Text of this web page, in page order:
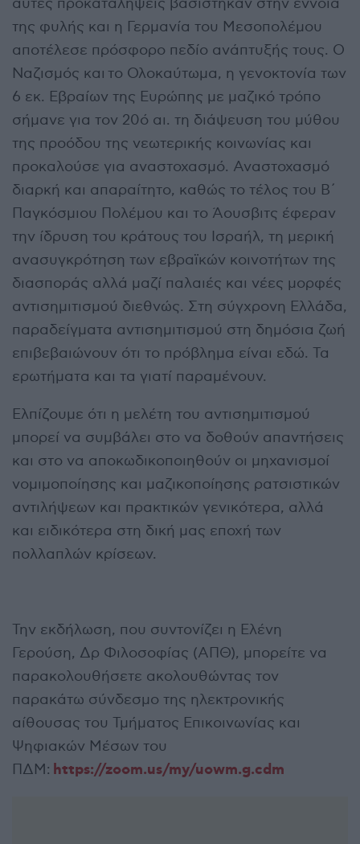
αυτές προκαταλήψεις βασίστηκαν στην έννοια
της φυλής και η Γερμανία του Μεσοπολέμου
αποτέλεσε πρόσφορο πεδίο ανάπτυξής τους. Ο
Ναζισμός και το Ολοκαύτωμα, η γενοκτονία των
6 εκ. Εβραίων της Ευρώπης με μαζικό τρόπο
σήμανε για τον 20ό αι. τη διάψευση του μύθου
της προόδου της νεωτερικής κοινωνίας και
προκαλούσε για αναστοχασμό. Αναστοχασμό
διαρκή και απαραίτητο, καθώς το τέλος του Β΄
Παγκόσμιου Πολέμου και το Άουσβιτς έφεραν
την ίδρυση του κράτους του Ισραήλ, τη μερική
ανασυγκρότηση των εβραϊκών κοινοτήτων της
διασποράς αλλά μαζί παλαιές και νέες μορφές
αντισημιτισμού διεθνώς. Στη σύγχρονη Ελλάδα,
παραδείγματα αντισημιτισμού στη δημόσια ζωή
επιβεβαιώνουν ότι το πρόβλημα είναι εδώ. Τα
ερωτήματα και τα γιατί παραμένουν.
Ελπίζουμε ότι η μελέτη του αντισημιτισμού
μπορεί να συμβάλει στο να δοθούν απαντήσεις
και στο να αποκωδικοποιηθούν οι μηχανισμοί
νομιμοποίησης και μαζικοποίησης ρατσιστικών
αντιλήψεων και πρακτικών γενικότερα, αλλά
και ειδικότερα στη δική μας εποχή των
πολλαπλών κρίσεων.
Την εκδήλωση, που συντονίζει η Ελένη
Γερούση, Δρ Φιλοσοφίας (ΑΠΘ), μπορείτε να
παρακολουθήσετε ακολουθώντας τον
παρακάτω σύνδεσμο της ηλεκτρονικής
αίθουσας του Τμήματος Επικοινωνίας και
Ψηφιακών Μέσων του
ΠΔΜ: https://zoom.us/my/uowm.g.cdm